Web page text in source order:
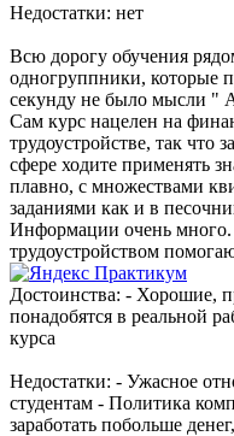
Недостатки: нет
Всю дорогу обучения
одногруппники, которые
секунду не было мысли "
Сам курс нацелен на
трудоустройстве, так что
сфере ходите применять
плавно, с множествами
заданиями как и в
Информации очень
трудоустройством
Достоинства: - Хорошие,
понадобятся в реальной
курса
Недостатки: - Ужасное
студентам - Политика
заработать побольше